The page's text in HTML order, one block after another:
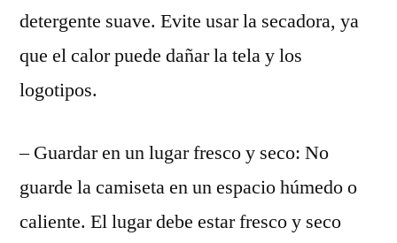
detergente suave. Evite usar la secadora, ya
que el calor puede dañar la tela y los
logotipos.
– Guardar en un lugar fresco y seco: No
guarde la camiseta en un espacio húmedo o
caliente. El lugar debe estar fresco y seco